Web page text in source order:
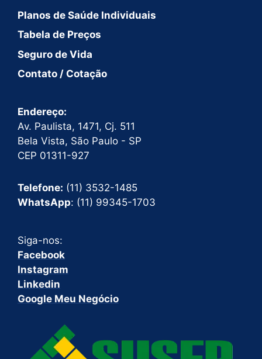
Planos de Saúde Individuais
Tabela de Preços
Seguro de Vida
Contato / Cotação
Endereço:
Av. Paulista, 1471, Cj. 511
Bela Vista, São Paulo - SP
CEP 01311-927
Telefone: (11) 3532-1485
WhatsApp: (11) 99345-1703
Siga-nos:
Facebook
Instagram
Linkedin
Google Meu Negócio